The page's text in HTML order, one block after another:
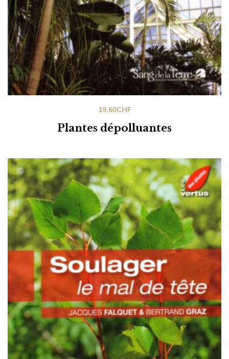
Plantes dépolluantes
19.60CHF